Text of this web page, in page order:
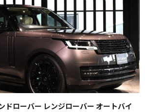
ローバー レンジローバー オートバイ